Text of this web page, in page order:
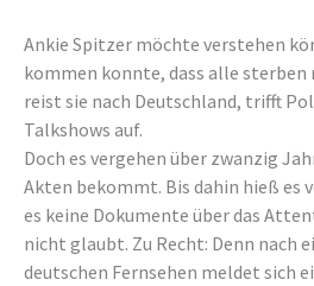
Ankie Spitzer möchte verstehen
kommen konnte, dass alle sterben
reist sie nach Deutschland, trifft
Talkshows auf.
Doch es vergehen über zwanzig
Akten bekommt. Bis dahin hieß es
es keine Dokumente über das
nicht glaubt. Zu Recht: Denn nach
deutschen Fernsehen meldet sich